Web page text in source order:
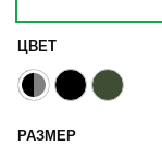
ЦВЕТ
РАЗМЕР